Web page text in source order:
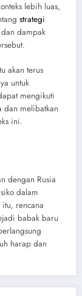
lebih luas,
strategi
dampak
akan terus
untuk
mengikuti
dan melibatkan
ini.
dengan Rusia
dalam
rencana
babak baru
harap dan